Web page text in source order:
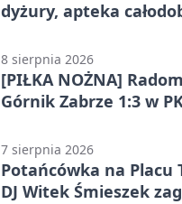
dyżury, apteka
8 sierpnia 2026
[PIŁKA NOŻNA]
Górnik Zabrze 1:3 w
Federico dał
7 sierpnia 2026
Potańcówka na Placu
DJ Witek Śmieszek